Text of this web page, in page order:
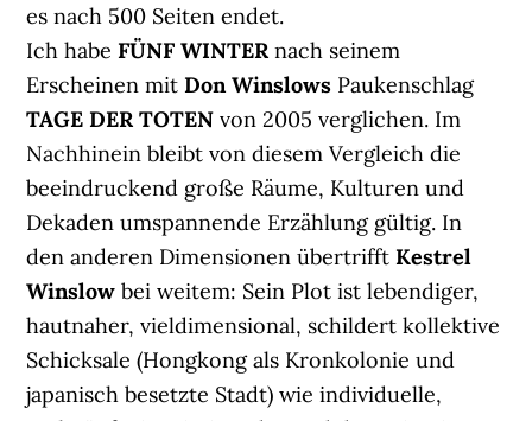
es nach 500 Seiten endet.
Ich habe FÜNF WINTER nach seinem
Erscheinen mit Don Winslows Paukenschlag
TAGE DER TOTEN von 2005 verglichen. Im
Nachhinein bleibt von diesem Vergleich die
beeindruckend große Räume, Kulturen und
Dekaden umspannende Erzählung gültig. In
den anderen Dimensionen übertrifft Kestrel
Winslow bei weitem: Sein Plot ist lebendiger,
hautnaher, vieldimensional, schildert kollektive
Schicksale (Hongkong als Kronkolonie und
japanisch besetzte Stadt) wie individuelle,